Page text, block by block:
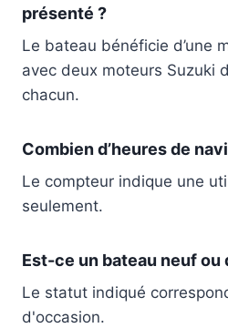
présenté ?
Le bateau bénéficie d’une
avec deux moteurs Suzuki
chacun.
Combien d’heures de
Le compteur indique une
seulement.
Est-ce un bateau neuf ou
Le statut indiqué
d'occasion.